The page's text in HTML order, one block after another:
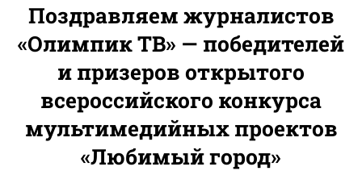
Поздравляем журналистов
«Олимпик ТВ» — победителей
и призеров открытого
всероссийского конкурса
мультимедийных проектов
«Любимый город»